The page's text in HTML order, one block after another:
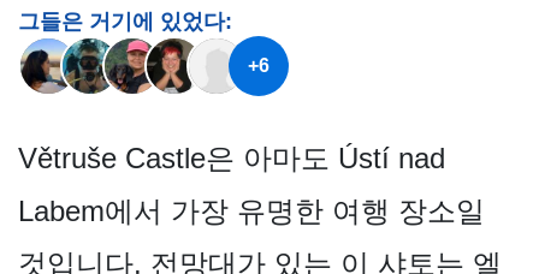
그들은 거기에 있었다:
+6
Větruše Castle은 아마도 Ústí nad
Labem에서 가장 유명한 여행 장소일
것입니다. 전망대가 있는 이 샤토는 엘